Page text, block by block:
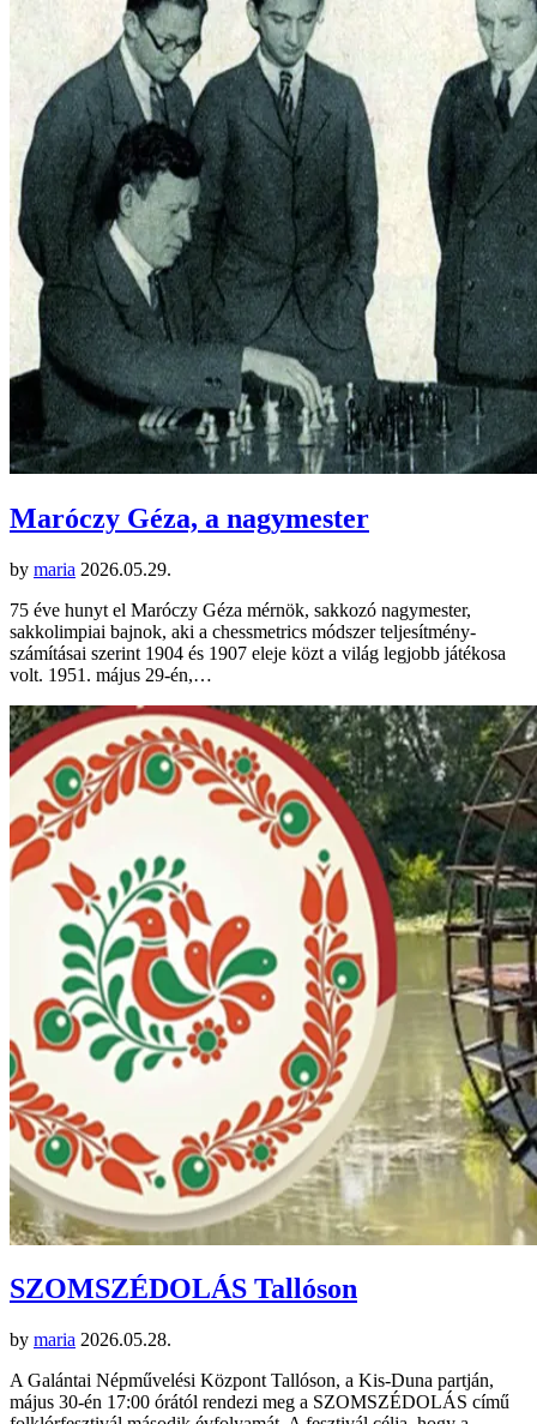
Maróczy Géza, a nagymester
by maria 2026.05.29.
75 éve hunyt el Maróczy Géza mérnök, sakkozó nagymester,
sakkolimpiai bajnok, aki a chessmetrics módszer teljesítmény-
számításai szerint 1904 és 1907 eleje közt a világ legjobb játékosa
volt. 1951. május 29-én,…
SZOMSZÉDOLÁS Tallóson
by maria 2026.05.28.
A Galántai Népművelési Központ Tallóson, a Kis-Duna partján,
május 30-én 17:00 órától rendezi meg a SZOMSZÉDOLÁS című